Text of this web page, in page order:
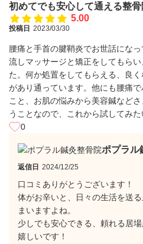
初めてでも安心して通える整
5.00
投稿日 2023/03/30
腰痛と手首の腱鞘炎でお世話にな
流しマッサージと矯正をしてもら
た。何か処置をしてもらえる、良
があり通っています。他にも腰痛
こと、お肌の悩みから美容鍼など
うことなので、これから試してみた
0
ポプラル
返信日 2024/12/25
口コミありがとうございます！
体がお辛いと、日々の生活を送
まいますよね。
少しでも安心できる、頼れる居
嬉しいです！